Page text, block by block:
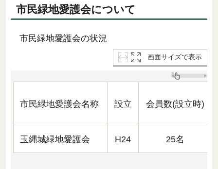
市民緑地愛護会について
市民緑地愛護会の状況
画面サイズで表示
市民緑地愛護会名称 設立 会員数(設立時)
玉縄城緑地愛護会 H24 25名